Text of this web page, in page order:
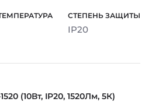
IP20
(10Вт, IP20, 1520Лм, 5К)